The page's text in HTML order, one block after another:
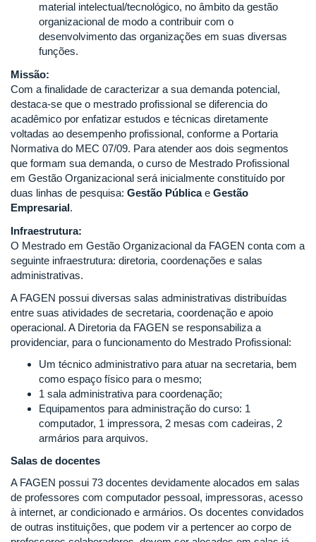
material intelectual/tecnológico, no âmbito da gestão
organizacional de modo a contribuir com o
desenvolvimento das organizações em suas diversas
funções.
Missão:
Com a finalidade de caracterizar a sua demanda potencial,
destaca-se que o mestrado profissional se diferencia do
acadêmico por enfatizar estudos e técnicas diretamente
voltadas ao desempenho profissional, conforme a Portaria
Normativa do MEC 07/09. Para atender aos dois segmentos
que formam sua demanda, o curso de Mestrado Profissional
em Gestão Organizacional será inicialmente constituído por
duas linhas de pesquisa: Gestão Públicae Gestão
Empresarial.
Infraestrutura:
O Mestrado em Gestão Organizacional da FAGEN conta com a
seguinte infraestrutura: diretoria, coordenações e salas
administrativas.
A FAGEN possui diversas salas administrativas distribuídas
entre suas atividades de secretaria, coordenação e apoio
operacional. A Diretoria da FAGEN se responsabiliza a
providenciar, para o funcionamento do Mestrado Profissional:
Um técnico administrativo para atuar na secretaria, bem
como espaço físico para o mesmo;
1 sala administrativa para coordenação;
Equipamentos para administração do curso: 1
computador, 1 impressora, 2 mesas com cadeiras, 2
armários para arquivos.
Salas de docentes
A FAGEN possui 73 docentes devidamente alocados em salas
de professores com computador pessoal, impressoras, acesso
à internet, ar condicionado e armários. Os docentes convidados
de outras instituições, que podem vir a pertencer ao corpo de